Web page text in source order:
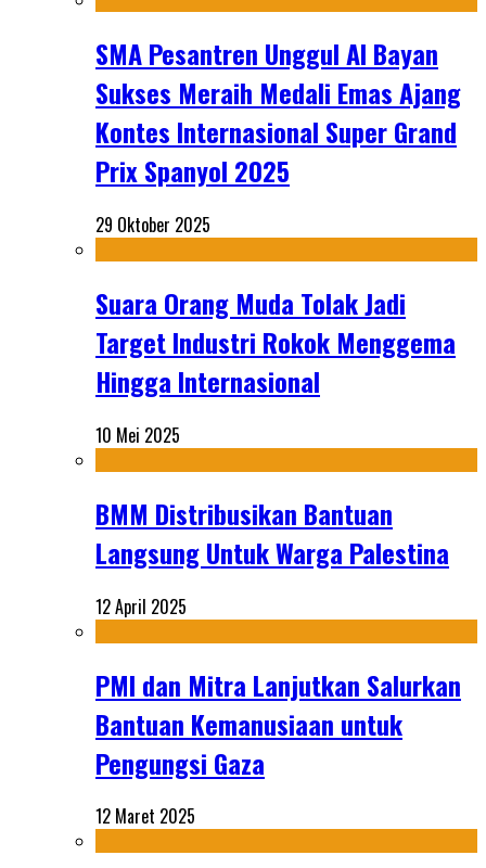
SMA Pesantren Unggul Al Bayan
Sukses Meraih Medali Emas Ajang
Kontes Internasional Super Grand
Prix Spanyol 2025
29 Oktober 2025
Suara Orang Muda Tolak Jadi
Target Industri Rokok Menggema
Hingga Internasional
10 Mei 2025
BMM Distribusikan Bantuan
Langsung Untuk Warga Palestina
12 April 2025
PMI dan Mitra Lanjutkan Salurkan
Bantuan Kemanusiaan untuk
Pengungsi Gaza
12 Maret 2025